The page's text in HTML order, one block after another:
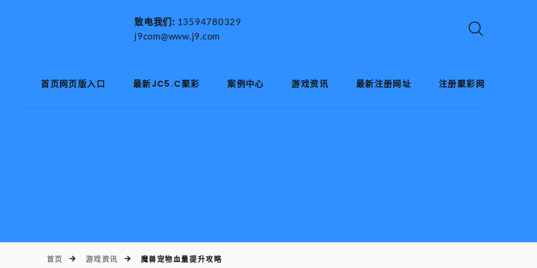
致电我们: 13594780329
j9com@www.j9.com
首页网页版入口 最新JC5.C聚彩 案例中心 游戏资讯 最新注册网址 注册聚彩网
首页 游戏资讯 魔兽宠物血量提升攻略